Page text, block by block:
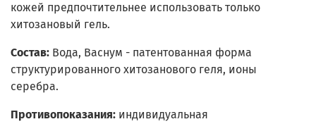
кожей предпочтительнее использовать только
хитозановый гель.
Состав: Вода, Васнум - патентованная форма
структурированного хитозанового геля, ионы
серебра.
Противопоказания: индивидуальная